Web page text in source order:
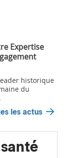
Expertise
historique
du
les actus